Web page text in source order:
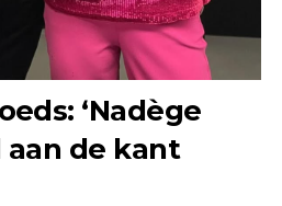
‘Nadège
de kant